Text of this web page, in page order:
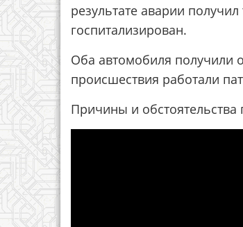
результате аварии
госпитализирован.
Оба автомобиля получили
происшествия работали
Причины и обстоятельства